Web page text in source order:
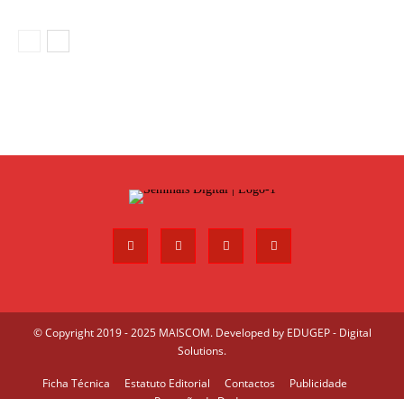
© Copyright 2019 - 2025 MAISCOM. Developed by EDUGEP - Digital
Solutions.
Ficha Técnica Estatuto Editorial Contactos
Publicidade